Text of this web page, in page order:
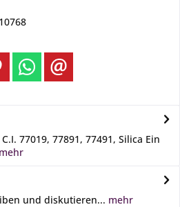
77019, 77891, 77491, Silica Ein
mehr
und diskutieren... mehr